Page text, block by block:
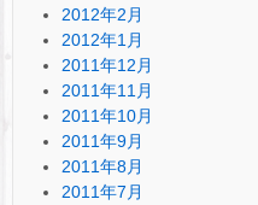
2012年2月
2012年1月
2011年12月
2011年11月
2011年10月
2011年9月
2011年8月
2011年7月